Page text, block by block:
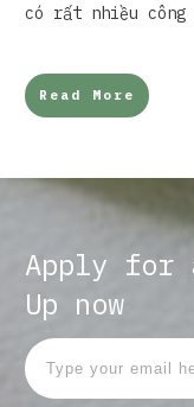
có rất nhiều công
Read More
Apply for
Up now